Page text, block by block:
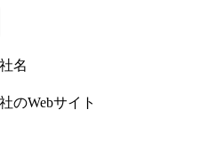
名
のWebサイト